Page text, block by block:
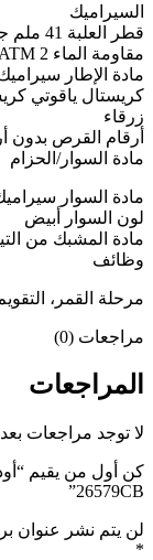
السيراميك
قطر العلبة 41 ملم جربها على
مقاومة الماء 2 ATM
مادة الإطار
كريستال ياقوتي
زرقاء
أرقام القرص بدون
مادة السوار/الحزام
مادة السوار
لون السوار أبيض
مادة المشبك من
وظائف
مرحلة القمر،
مراجعات (0)
المراجعات
لا توجد مراجعات
كن أول من يقيم
26579CB”
لن يتم نشر عنوان
*